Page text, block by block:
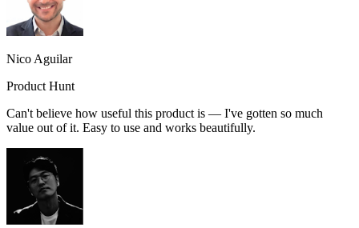
Nico Aguilar
Product Hunt
Can't believe how useful this product is — I've gotten so much
value out of it. Easy to use and works beautifully.